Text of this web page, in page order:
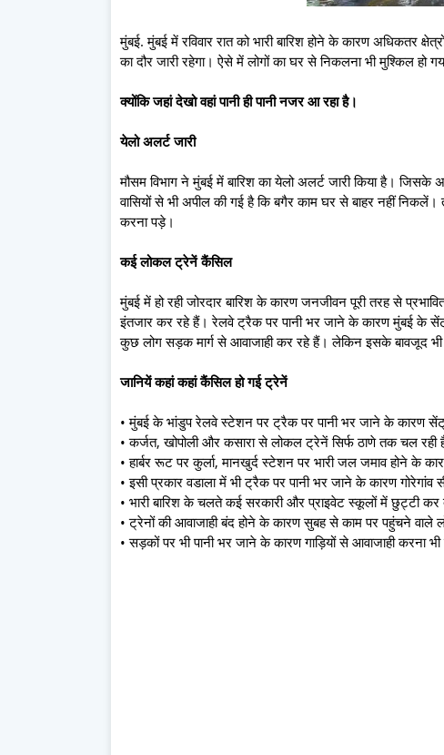
मुंबई. मुंबई में रविवार रात को भारी बारिश होने के कारण अधिकतर
का दौर जारी रहेगा। ऐसे में लोगों का घर से निकलना भी मुश्किल हो
क्योंकि जहां देखो वहां पानी ही पानी नजर आ रहा है।
येलो अलर्ट जारी
मौसम विभाग ने मुंबई में बारिश का येलो अलर्ट जारी किया है।
वासियों से भी अपील की गई है कि बगैर काम घर से बाहर नहीं
करना पड़े।
कई लोकल ट्रेनें कैंसिल
मुंबई में हो रही जोरदार बारिश के कारण जनजीवन पूरी तरह से
इंतजार कर रहे हैं। रेलवे ट्रैक पर पानी भर जाने के कारण मुंबई के
कुछ लोग सड़क मार्ग से आवाजाही कर रहे हैं। लेकिन इसके बावजूद
जानियें कहां कहां कैंसिल हो गई ट्रेनें
• मुंबई के भांडुप रेलवे स्टेशन पर ट्रैक पर पानी भर जाने के कारण
• कर्जत, खोपोली और कसारा से लोकल ट्रेनें सिर्फ ठाणे तक चल रही
• हार्बर रूट पर कुर्ला, मानखुर्द स्टेशन पर भारी जल जमाव होने के
• इसी प्रकार वडाला में भी ट्रैक पर पानी भर जाने के कारण गोरेगांव
• भारी बारिश के चलते कई सरकारी और प्राइवेट स्कूलों में छुट्टी कर
• ट्रेनों की आवाजाही बंद होने के कारण सुबह से काम पर पहुंचने
• सड़कों पर भी पानी भर जाने के कारण गाड़ियों से आवाजाही करना भी